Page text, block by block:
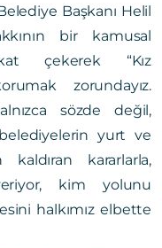
Başkanı Helil
bir kamusal
çekerek “Kız
zorundayız.
sözde değil,
yurt ve
kararlarla,
kim yolunu
halkımız elbette